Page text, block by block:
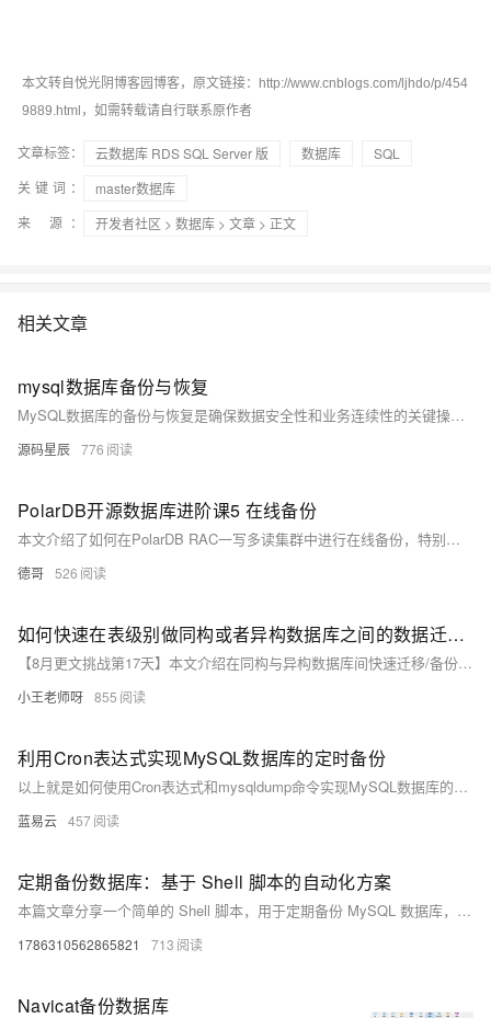
本文转自悦光阴博客园博客，原文链接：http://www.cnblogs.com/ljhdo/p/454
9889.html，如需转载请自行联系原作者
文章标签： 云数据库 RDS SQL Server 版 数据库
SQL
关键词：
master数据库
来 源：
开发者社区 > 数据库 > 文章 > 正文
相关文章
mysql数据库备份与恢复
MySQL数据库的备份与恢复是确保数据安全性和业务连续性的关键操作。
源码星辰 776
PolarDB开源数据库进阶课5 在线备份
本文介绍了如何在PolarDB RAC一写多读集群中进行在线备份，特别针对共享存储模式。通过使用`polar_basebackup`工具，可以将实例的本地数据和共享数据备份到本地盘中。实验环境依赖于Docker容器中用loop设备模拟的共享存储。
德哥 526
如何快速在表级别做同构或者异构数据库之间的数据迁移/备份
【8月更文挑战第17天】本文介绍在同构与异构数据库间快速迁移/备份表级数据的方法。同构迁移可利用数据库自带工具（如MySQL的`mysqldump`）或管理软件（如phpMyAdmin）；异构迁移则推荐使用ETL工具（如Pentaho Data Integration）或数据库复制工具（如SymmetricDS），亦可通过编程方式实现。实施前需测试以确保数据完整准确，并注意处理兼容性问题。
小王老师呀 855
利用Cron表达式实现MySQL数据库的定时备份
以上就是如何使用Cron表达式和mysqldump命令实现MySQL数据库的定时备份。这种方法的优点是简单易用，而且可以根据需要定制备份的时间和频率。但是，它也有一些限制，例如，它不能备份MySQL服务器的配置文件和用户账户信息，也不能实现增量备份。如果需要更复杂的备份策略，可能需要使用专门的备份工具或服务。
蓝易云 457
定期备份数据库：基于 Shell 脚本的自动化方案
本篇文章分享一个简单的 Shell 脚本，用于定期备份 MySQL 数据库，并自动将备份传输到远程服务器，帮助防止数据丢失。
1786310562865821 713
Navicat备份数据库